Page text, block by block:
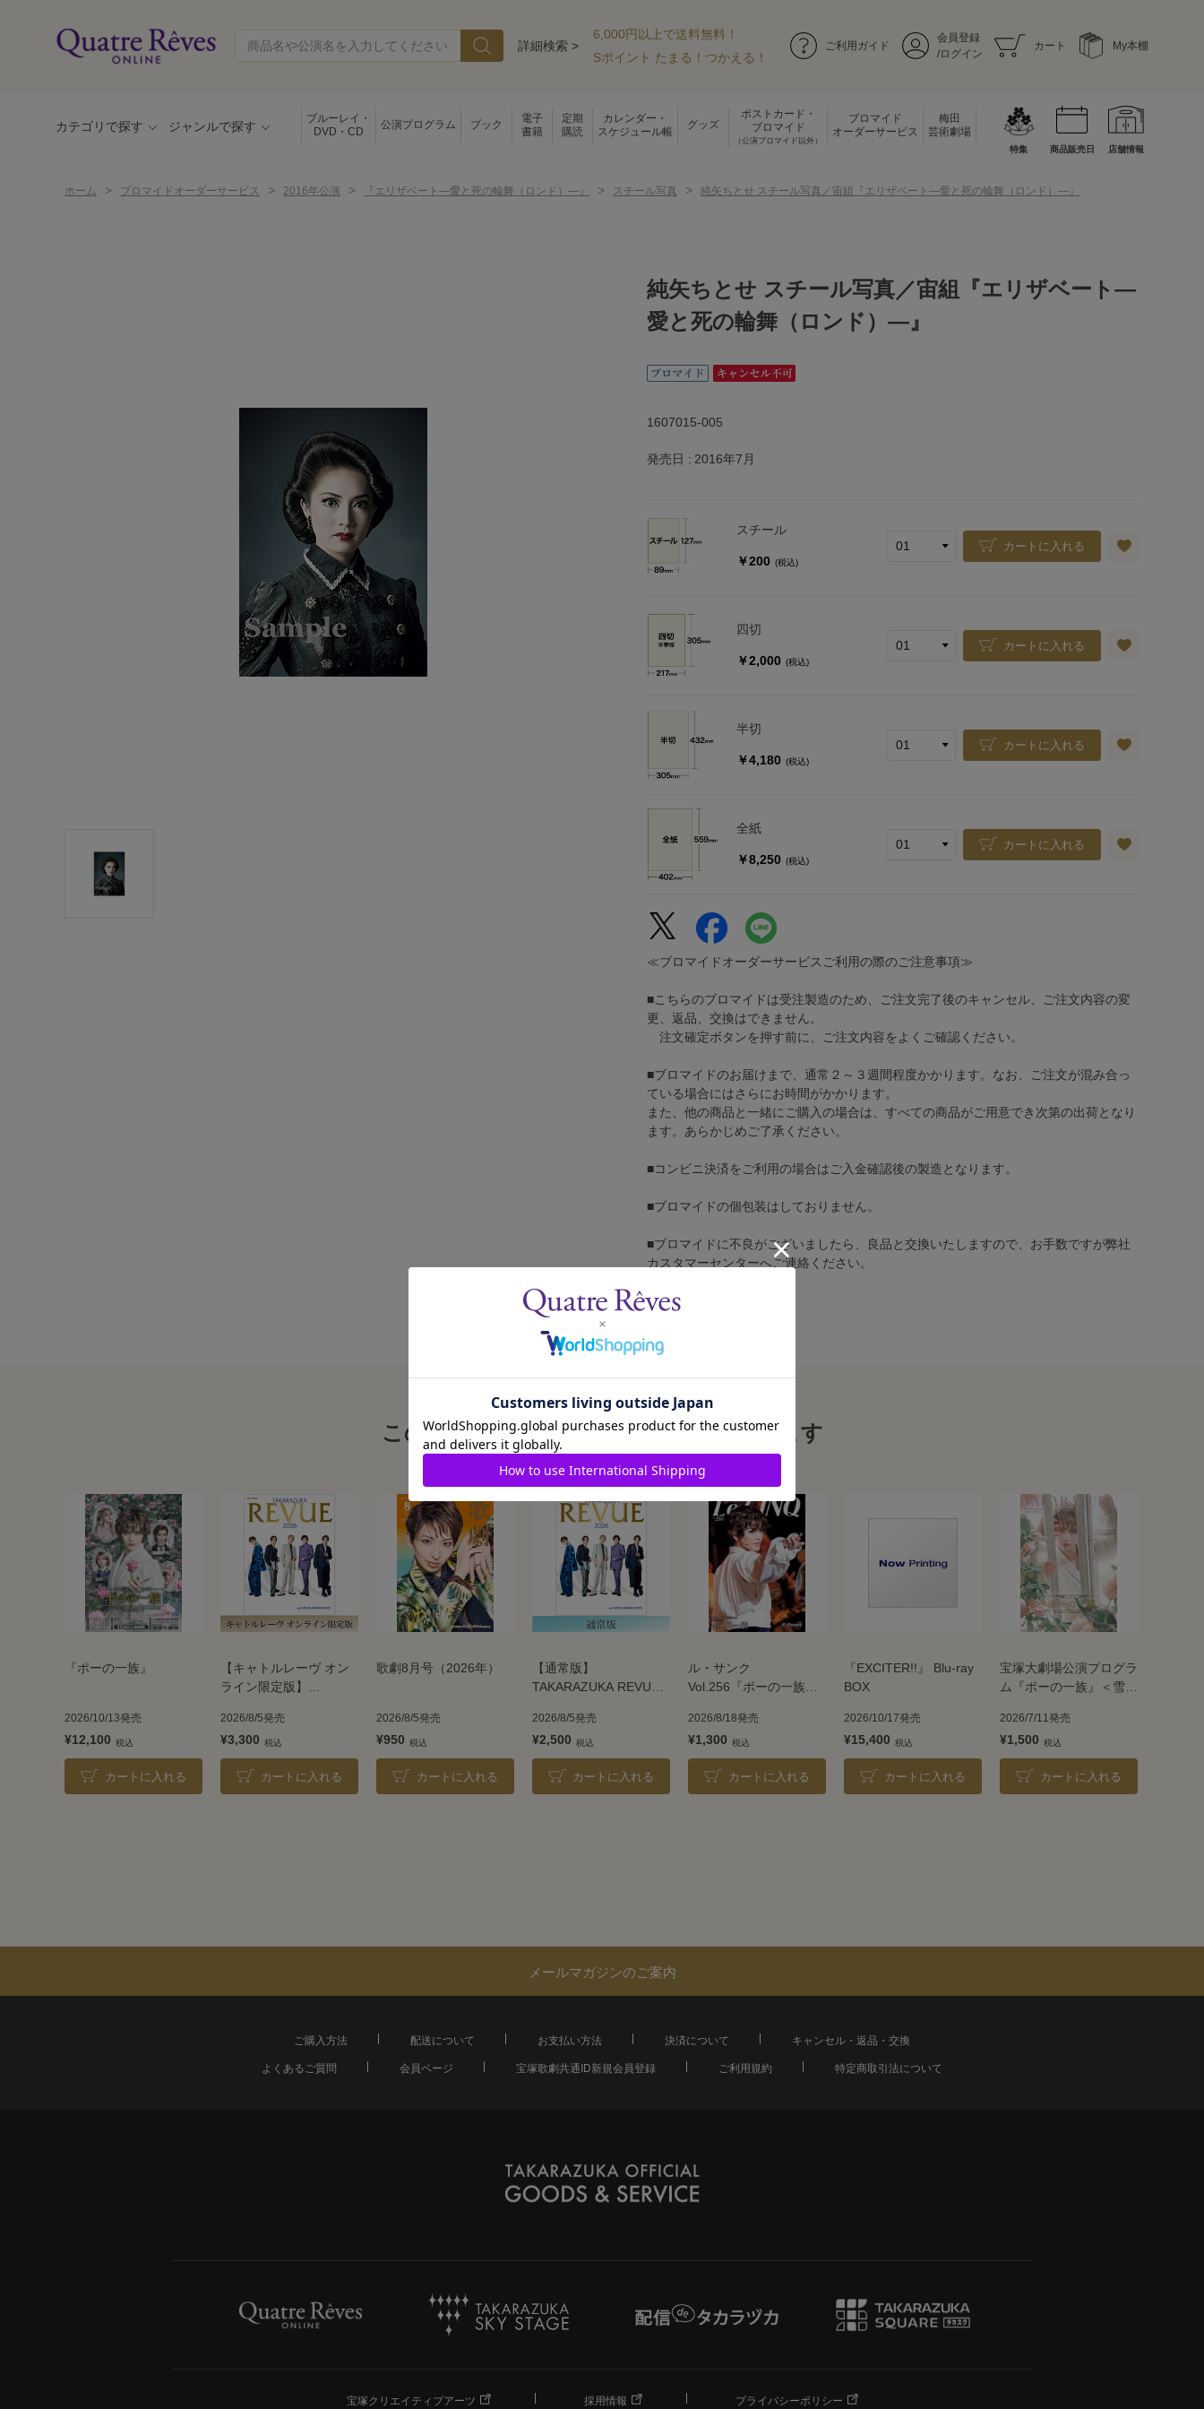
詳細検索 >
6,000円以上で送料無料！
Sポイント たまる！つかえる！
ご利用ガイド
会員登録
/ログイン
カート My本棚
カテゴリで探す ジャンルで探す
ブルーレイ・
DVD・CD
公演プログラム ブック
電子
書籍
定期
購読
カレンダー・
スケジュール帳
グッズ
ポストカード・
ブロマイド
（公演ブロマイド以外）
ブロマイド
オーダーサービス
梅田
芸術劇場
特集 商品販売日 店舗情報
ホーム > ブロマイドオーダーサービス > 2016年公演 > 『エリザベート―愛と死の輪舞（ロンド）―』 > スチール写真 > 純矢ちとせ スチール写真／宙組『エリザベート―愛と死の輪舞（ロンド）―』
純矢ちとせ スチール写真／宙組『エリザベート―
愛と死の輪舞（ロンド）―』
1607015-005
発売日 2016年7月
スチール
￥200 (税込)
カートに入れる
四切
￥2,000 (税込)
カートに入れる
半切
￥4,180 (税込)
カートに入れる
全紙
￥8,250 (税込)
カートに入れる
≪ブロマイドオーダーサービスご利用の際のご注意事項≫
■こちらのブロマイドは受注製造のため、ご注文完了後のキャンセル、ご注文内容の変
更、返品、交換はできません。
注文確定ボタンを押す前に、ご注文内容をよくご確認ください。
■ブロマイドのお届けまで、通常２～３週間程度かかります。なお、ご注文が混み合っ
ている場合にはさらにお時間がかかります。
また、他の商品と一緒にご購入の場合は、すべての商品がご用意でき次第の出荷となり
ます。あらかじめご了承ください。
■コンビニ決済をご利用の場合はご入金確認後の製造となります。
■ブロマイドの個包装はしておりません。
■ブロマイドに不良がございましたら、良品と交換いたしますので、お手数ですが弊社
カスタマーセンターへご連絡ください。
この商品を見た人はこんな商品も見ています
『ポーの一族』
2026/10/13発売
¥12,100
カートに入れる
【キャトルレーヴ オン
ライン限定版】
2026
2026/8/5発売
¥3,300
カートに入れる
歌劇8月号（2026年）
2026/8/5発売
¥950
カートに入れる
【通常版】
TAKARAZUKA REVUE
2026/8/5発売
¥2,500
カートに入れる
ル・サンク
Vol.256『ポーの一族』
2026/8/18発売
¥1,300
カートに入れる
『EXCITER!!』 Blu-ray
BOX
2026/10/17発売
¥15,400
カートに入れる
宝塚大劇場公演プログラ
ム『ポーの一族』＜雪組
2026/7/11発売
¥1,500
カートに入れる
メールマガジンのご案内
ご購入方法 配送について お支払い方法 決済について
キャンセル・返品・交換
よくあるご質問
会員ページ 宝塚歌劇共通ID新規会員登録 ご利用規約 特定商取引法について
宝塚クリエイティブアーツ 採用情報 プライバシーポリシー